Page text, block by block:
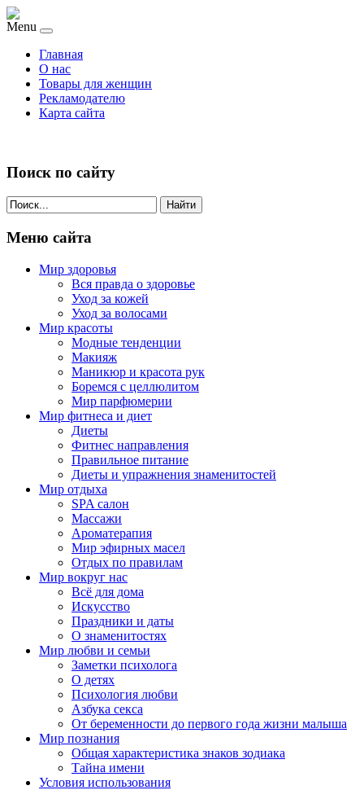
Menu
Главная
О нас
Товары для женщин
Рекламодателю
Карта сайта
Поиск по сайту
Найти
Меню сайта
Мир здоровья
Вся правда о здоровье
Уход за кожей
Уход за волосами
Мир красоты
Модные тенденции
Макияж
Маникюр и красота рук
Боремся с целлюлитом
Мир парфюмерии
Мир фитнеса и диет
Диеты
Фитнес направления
Правильное питание
Диеты и упражнения знаменитостей
Мир отдыха
SPA салон
Массажи
Ароматерапия
Мир эфирных масел
Отдых по правилам
Мир вокруг нас
Всё для дома
Искусство
Праздники и даты
О знаменитостях
Мир любви и семьи
Заметки психолога
О детях
Психология любви
Азбука секса
От беременности до первого года жизни малыша
Мир познания
Общая характеристика знаков зодиака
Тайна имени
Условия использования